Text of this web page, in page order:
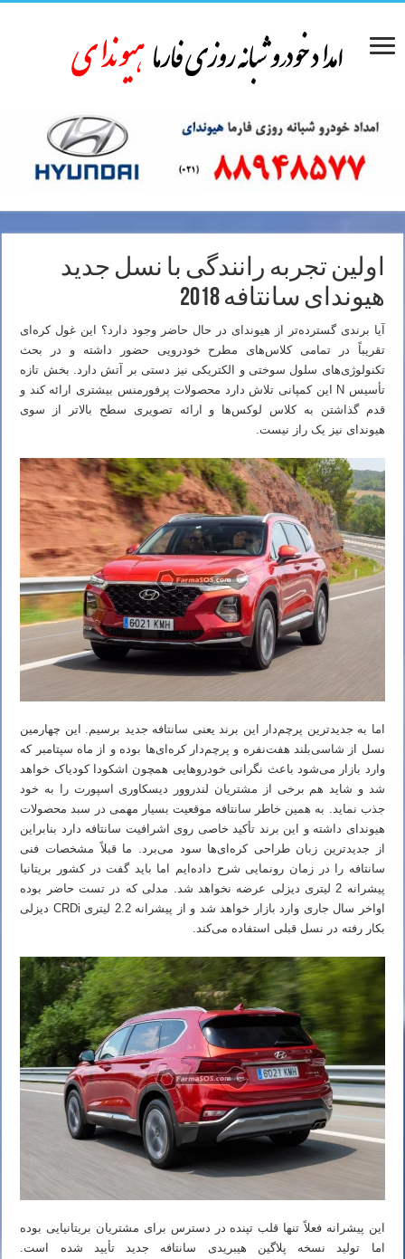
اولین تجربه رانندگی با نسل جدید
هیوندای سانتافه 2018
آیا برندی گسترده‌تر از هیوندای در حال حاضر وجود دارد؟ این غول کره‌ای
تقریباً در تمامی کلاس‌های مطرح خودرویی حضور داشته و در بحث
تکنولوژی‌های سلول سوختی و الکتریکی نیز دستی بر آتش دارد. بخش تازه
تأسیس N این کمپانی تلاش دارد محصولات پرفورمنس بیشتری ارائه کند و
قدم گذاشتن به کلاس لوکس‌ها و ارائه تصویری سطح بالاتر از سوی
هیوندای نیز یک راز نیست.
اما به جدیدترین پرچم‌دار این برند یعنی سانتافه جدید برسیم. این چهارمین
نسل از شاسی‌بلند هفت‌نفره و پرچم‌دار کره‌ای‌ها بوده و از ماه سپتامبر که
وارد بازار می‌شود باعث نگرانی خودروهایی همچون اشکودا کودیاک خواهد
شد و شاید هم برخی از مشتریان لندروور دیسکاوری اسپورت را به خود
جذب نماید. به همین خاطر سانتافه موقعیت بسیار مهمی در سبد محصولات
هیوندای داشته و این برند تأکید خاصی روی اشرافیت سانتافه دارد بنابراین
از جدیدترین زبان طراحی کره‌ای‌ها سود می‌برد. ما قبلاً مشخصات فنی
سانتافه را در زمان رونمایی شرح داده‌ایم اما باید گفت در کشور بریتانیا
پیشرانه 2 لیتری دیزلی عرضه نخواهد شد. مدلی که در تست حاضر بوده
اواخر سال جاری وارد بازار خواهد شد و از پیشرانه 2.2 لیتری CRDi دیزلی
بکار رفته در نسل قبلی استفاده می‌کند.
این پیشرانه فعلاً تنها قلب تپنده در دسترس برای مشتریان بریتانیایی بوده
اما تولید نسخه پلاگین هیبریدی سانتافه جدید تأیید شده است.